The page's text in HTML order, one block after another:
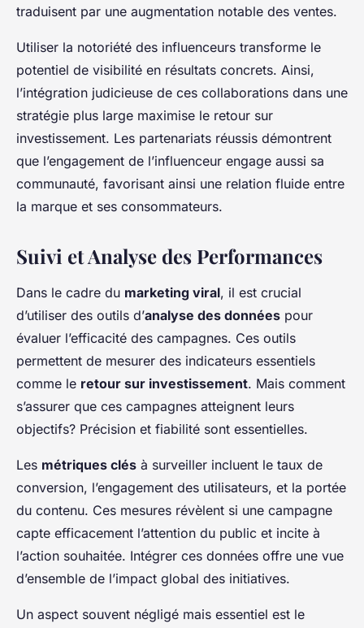
traduisent par une augmentation notable des ventes.
Utiliser la notoriété des influenceurs transforme le
potentiel de visibilité en résultats concrets. Ainsi,
l’intégration judicieuse de ces collaborations dans une
stratégie plus large maximise le retour sur
investissement. Les partenariats réussis démontrent
que l’engagement de l’influenceur engage aussi sa
communauté, favorisant ainsi une relation fluide entre
la marque et ses consommateurs.
Suivi et Analyse des Performances
Dans le cadre du marketing viral, il est crucial
d’utiliser des outils d’analyse des données pour
évaluer l’efficacité des campagnes. Ces outils
permettent de mesurer des indicateurs essentiels
comme le retour sur investissement. Mais comment
s’assurer que ces campagnes atteignent leurs
objectifs? Précision et fiabilité sont essentielles.
Les métriques clés à surveiller incluent le taux de
conversion, l’engagement des utilisateurs, et la portée
du contenu. Ces mesures révèlent si une campagne
capte efficacement l’attention du public et incite à
l’action souhaitée. Intégrer ces données offre une vue
d’ensemble de l’impact global des initiatives.
Un aspect souvent négligé mais essentiel est le